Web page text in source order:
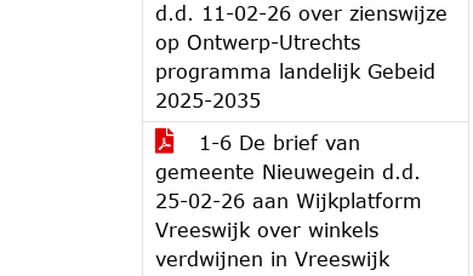
d.d. 11-02-26 over zienswijze
op Ontwerp-Utrechts
programma landelijk Gebeid
2025-2035
1-6 De brief van
gemeente Nieuwegein d.d.
25-02-26 aan Wijkplatform
Vreeswijk over winkels
verdwijnen in Vreeswijk